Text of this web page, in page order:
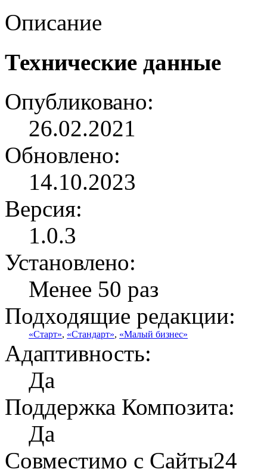
Описание
Технические данные
Опубликовано:
26.02.2021
Обновлено:
14.10.2023
Версия:
1.0.3
Установлено:
Менее 50 раз
Подходящие редакции:
«Старт», «Стандарт», «Малый бизнес»
Адаптивность:
Да
Поддержка Композита:
Да
Совместимо с Сайты24